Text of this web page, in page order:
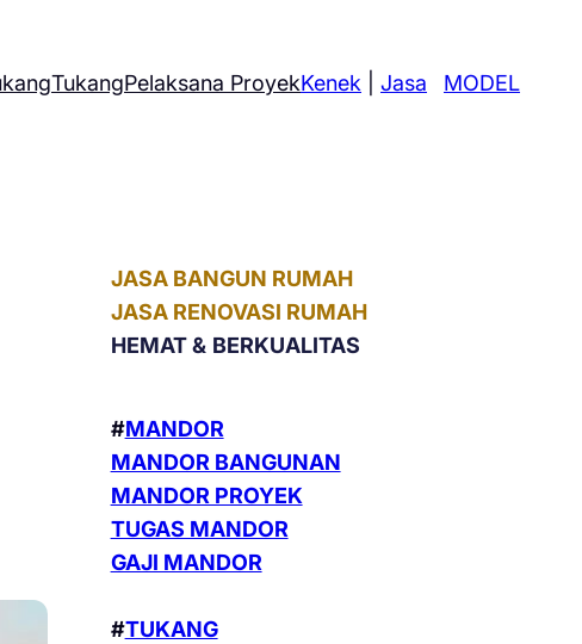
TukangPelaksana ProyekKenek |Jasa MODEL
JASA BANGUN RUMAH
JASA RENOVASI RUMAH
HEMAT & BERKUALITAS
#MANDOR
MANDOR BANGUNAN
MANDOR PROYEK
TUGAS MANDOR
GAJI MANDOR
#TUKANG